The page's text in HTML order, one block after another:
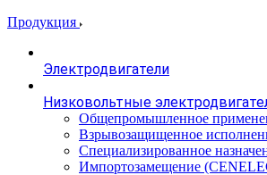
Продукция
Электродвигатели
Низковольтные
Общепромышленное
Взрывозащищенное
Специализированное
Импортозамещение